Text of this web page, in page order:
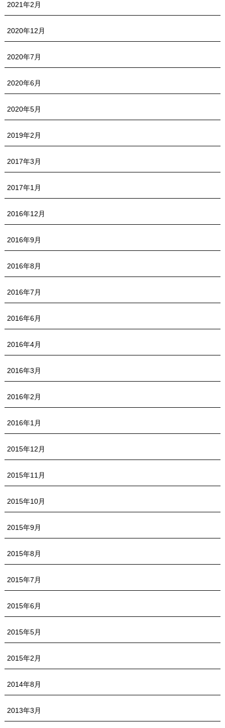
2021年2月
2020年12月
2020年7月
2020年6月
2020年5月
2019年2月
2017年3月
2017年1月
2016年12月
2016年9月
2016年8月
2016年7月
2016年6月
2016年4月
2016年3月
2016年2月
2016年1月
2015年12月
2015年11月
2015年10月
2015年9月
2015年8月
2015年7月
2015年6月
2015年5月
2015年2月
2014年8月
2013年3月